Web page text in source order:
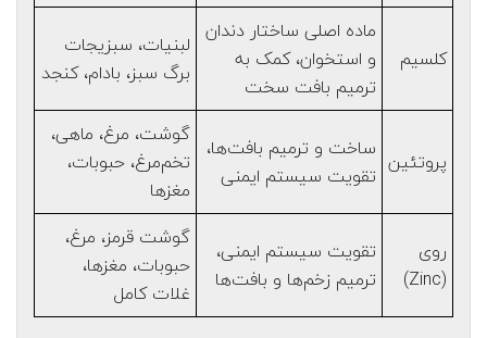
کلسیم
ماده اصلی ساختار دندان
و استخوان، کمک به
ترمیم بافت سخت
لبنیات، سبزیجات
برگ سبز، بادام، کنجد
پروتئین ساخت و ترمیم بافت‌ها،
تقویت سیستم ایمنی
گوشت، مرغ، ماهی،
تخم‌مرغ، حبوبات،
مغزها
روی
(Zinc)
تقویت سیستم ایمنی،
ترمیم زخم‌ها و بافت‌ها
گوشت قرمز، مرغ،
حبوبات، مغزها،
غلات کامل